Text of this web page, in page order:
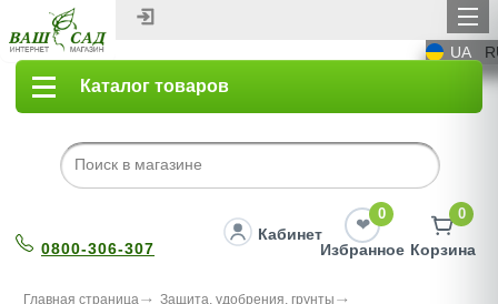
UA
Каталог товаров
0800-306-307
Кабинет
0
Избранное
0
Корзина
Главная страница
Защита, удобрения, грунты